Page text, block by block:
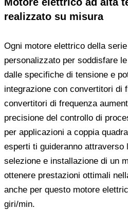
Motore elettrico ad alta
realizzato su misura
Ogni motore elettrico della
personalizzato per soddisfare
dalle specifiche di tensione e
integrazione con convertitori di
convertitori di frequenza
precisione del controllo di
per applicazioni a coppia
esperti ti guideranno attraverso
selezione e installazione di un
ottenere prestazioni ottimali
anche per questo motore
giri/min.